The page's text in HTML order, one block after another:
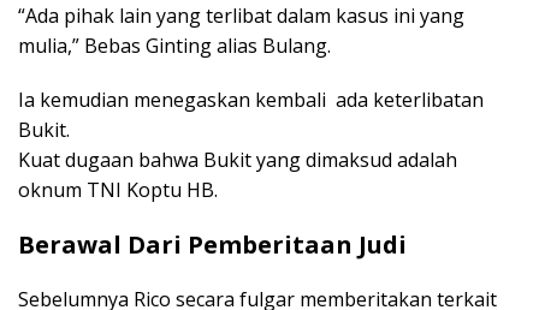
“Ada pihak lain yang terlibat dalam kasus ini yang
mulia,” Bebas Ginting alias Bulang.
Ia kemudian menegaskan kembali ada keterlibatan
Bukit.
Kuat dugaan bahwa Bukit yang dimaksud adalah
oknum TNI Koptu HB.
Berawal Dari Pemberitaan Judi
Sebelumnya Rico secara fulgar memberitakan terkait